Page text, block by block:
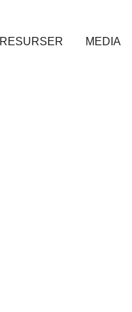
RESURSER MEDIA